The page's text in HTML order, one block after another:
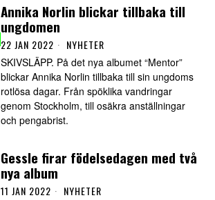
Annika Norlin blickar tillbaka till
ungdomen
22 JAN 2022 NYHETER
SKIVSLÄPP. På det nya albumet “Mentor”
blickar Annika Norlin tillbaka till sin ungdoms
rotlösa dagar. Från spöklika vandringar
genom Stockholm, till osäkra anställningar
och pengabrist.
Gessle firar födelsedagen med två
nya album
11 JAN 2022 NYHETER